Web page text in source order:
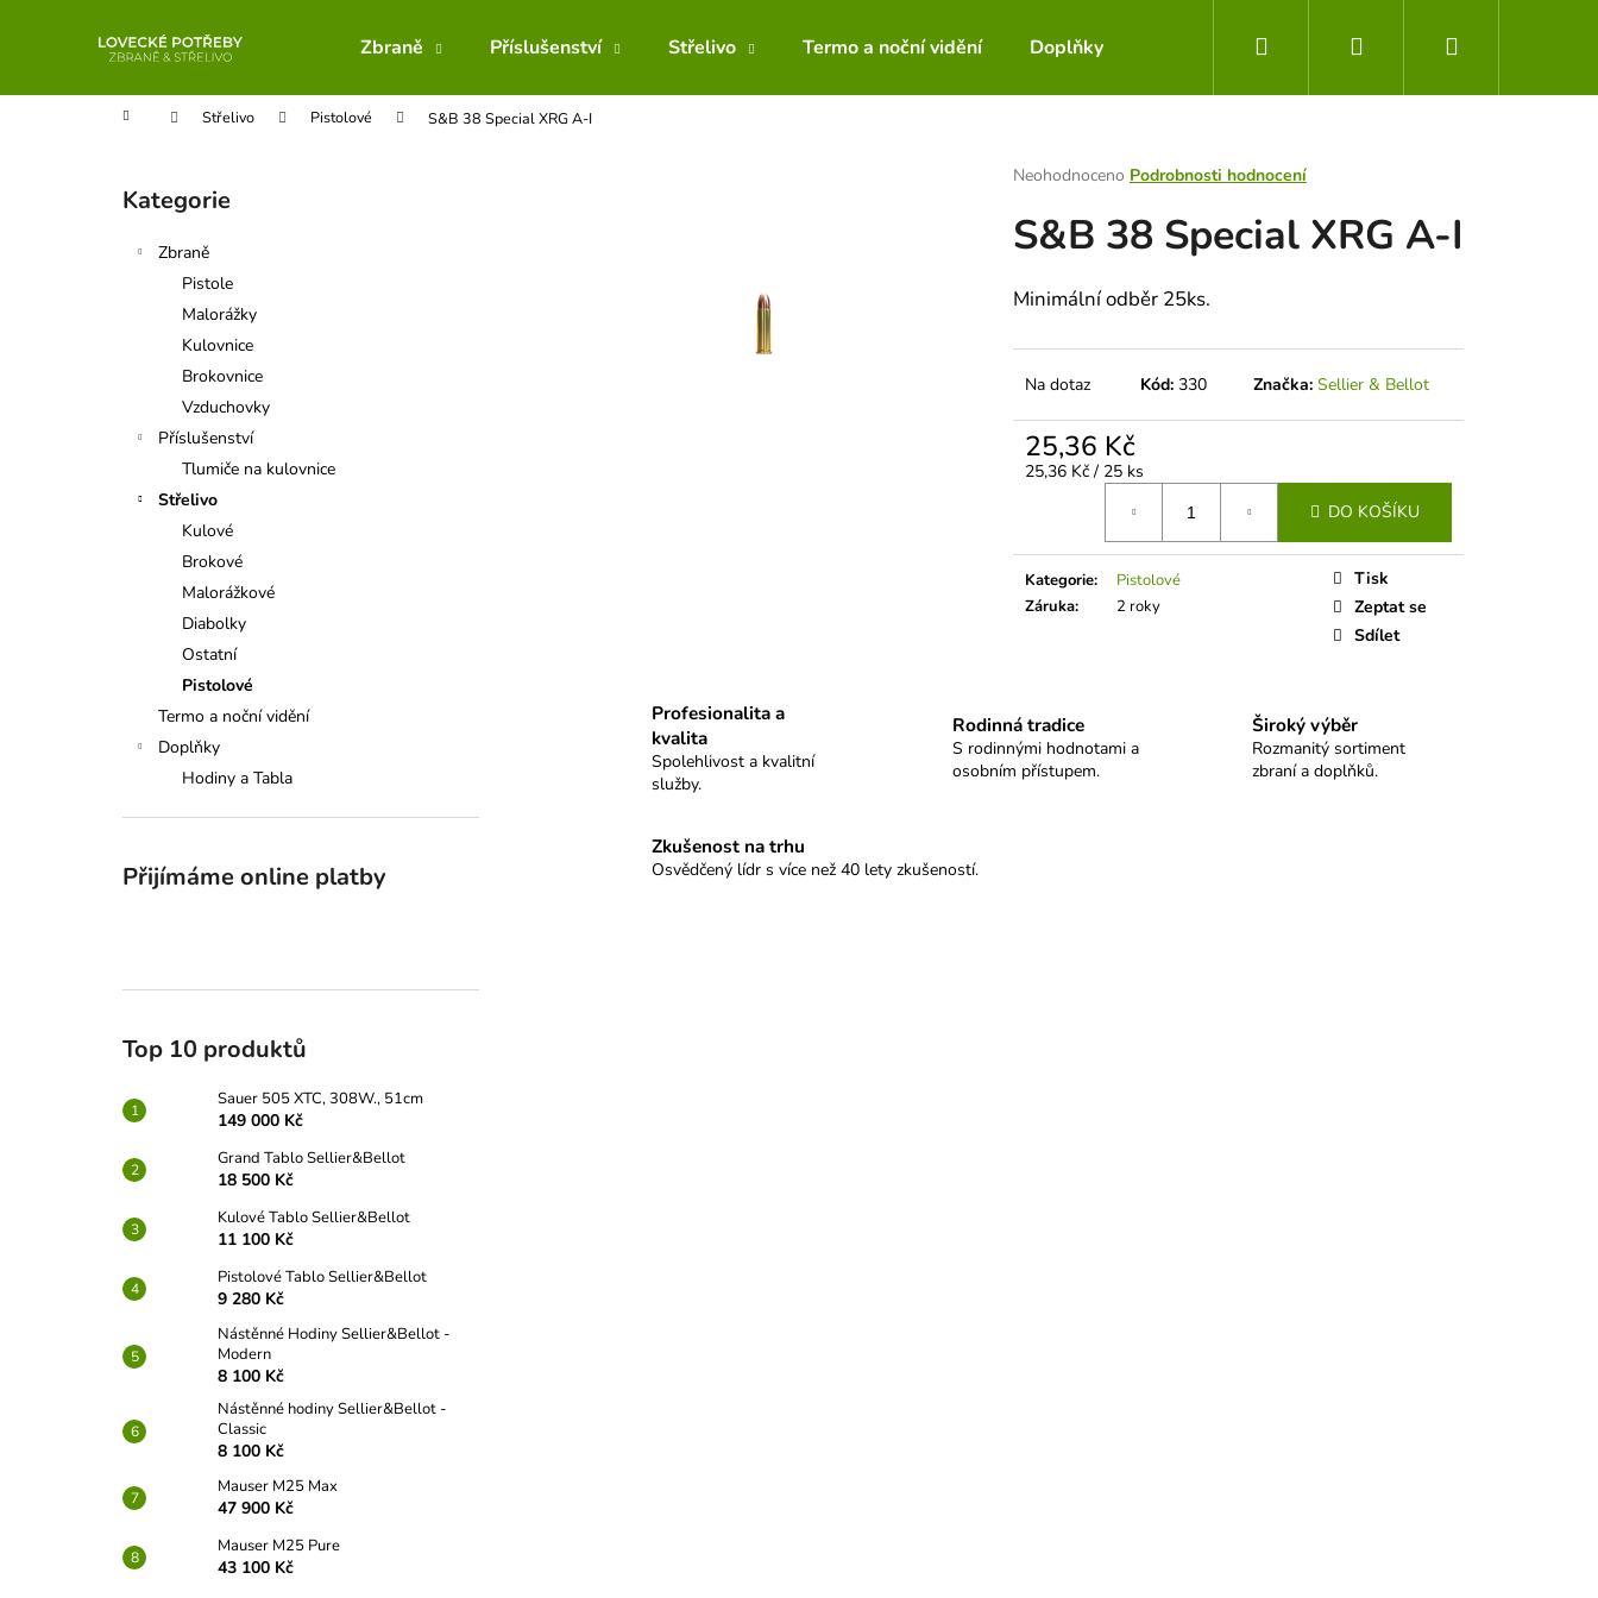
Zbraně Příslušenství Střelivo Termo a noční vidění Doplňky Obchodní podmínky Kontakty
Hledat PřihlášeníNákupní
Domů Střelivo Pistolové S&B 38 Special XRG A-I
Přeskočit
kategorie
Kategorie
Zbraně
Pistole
Malorážky
Kulovnice
Brokovnice
Vzduchovky
Příslušenství
Tlumiče na kulovnice
Střelivo
Kulové
Brokové
Malorážkové
Diabolky
Ostatní
Pistolové
Termo a noční vidění
Doplňky
Hodiny a Tabla
Přijímáme online platby
Top 10 produktů
Sauer 505 XTC, 308W., 51cm
149 000 Kč
Grand Tablo Sellier&Bellot
18 500 Kč
Kulové Tablo Sellier&Bellot
11 100 Kč
Pistolové Tablo Sellier&Bellot
9 280 Kč
Nástěnné Hodiny Sellier&Bellot -
Modern
8 100 Kč
Nástěnné hodiny Sellier&Bellot -
Classic
8 100 Kč
Mauser M25 Max
47 900 Kč
Mauser M25 Pure
43 100 Kč
Průměrné
produktu
je
z
5
Neohodnoceno Podrobnosti hodnocení
S&B 38 Special XRG A-I
Minimální odběr 25ks.
Na dotaz Kód: 330 Značka: Sellier & Bellot
25,36 Kč
Měrná
25,36 Kč / 25 ks
DO KOŠÍKU
Kategorie:
Pistolové
Záruka: 2 roky
Tisk
Zeptat se
Sdílet
Profesionalita a
kvalita
Spolehlivost a kvalitní
služby.
Rodinná tradice
S rodinnými hodnotami a
osobním přístupem.
Široký výběr
Rozmanitý sortiment
zbraní a doplňků.
Zkušenost na trhu
Osvědčený lídr s více než 40 lety zkušeností.
í
Zpět
do
Zpět
do
Co potřebujete najít?
Doporučujeme
SAUER 505 XTC, 308W., 51CM
149 000 Kč
KULOVÉ TABLO SELLIER&BELLOT